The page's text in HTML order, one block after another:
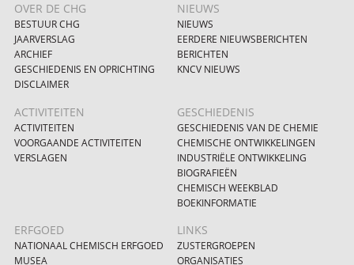
OVER DE CHG
BESTUUR CHG
JAARVERSLAG
ARCHIEF
GESCHIEDENIS EN OPRICHTING
DISCLAIMER
NIEUWS
NIEUWS
EERDERE NIEUWSBERICHTEN
BERICHTEN
KNCV NIEUWS
ACTIVITEITEN
ACTIVITEITEN
VOORGAANDE ACTIVITEITEN
VERSLAGEN
GESCHIEDENIS
GESCHIEDENIS VAN DE CHEMIE
CHEMISCHE ONTWIKKELINGEN
INDUSTRIËLE ONTWIKKELING
BIOGRAFIEËN
CHEMISCH WEEKBLAD
BOEKINFORMATIE
ERFGOED
NATIONAAL CHEMISCH ERFGOED
MUSEA
LINKS
ZUSTERGROEPEN
ORGANISATIES